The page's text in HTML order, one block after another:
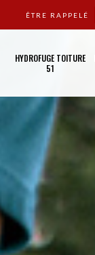
ÊTRE RAPPELÉ
HYDROFUGE TOITURE
51